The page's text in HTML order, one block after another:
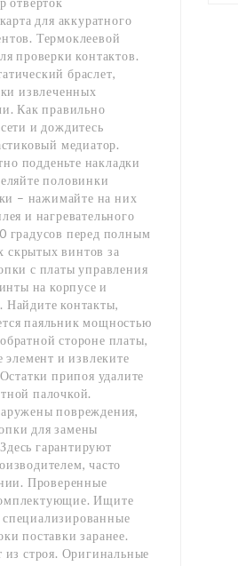
для аккуратного
Термоклеевой
проверки контактов.
браслет,
извлеченных
Как правильно
и дождитесь
медиатор.
подденьте накладки
половинки
– нажимайте на них
и нагревательного
градусов перед полным
скрытых винтов за
с платы управления
на корпусе и
контакты,
паяльник мощностью
стороне платы,
элемент и извлеките
припоя удалите
палочкой.
повреждения,
для замены
гарантируют
часто
Проверенные
Ищите
поставки заранее.
строя. Оригинальные